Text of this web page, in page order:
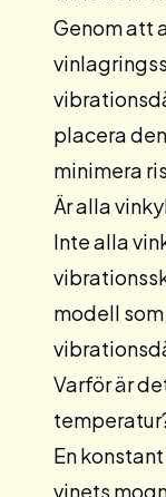
Genom att
placera
minimera
Är alla
Inte alla
modell
Varför är
En
vinets